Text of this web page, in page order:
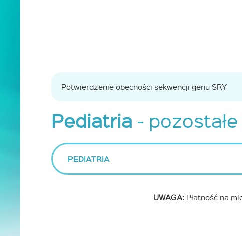
Potwierdzenie obecności sekwencji genu SRY
Pediatria -
PEDIATRIA
UWAGA:Płatność na